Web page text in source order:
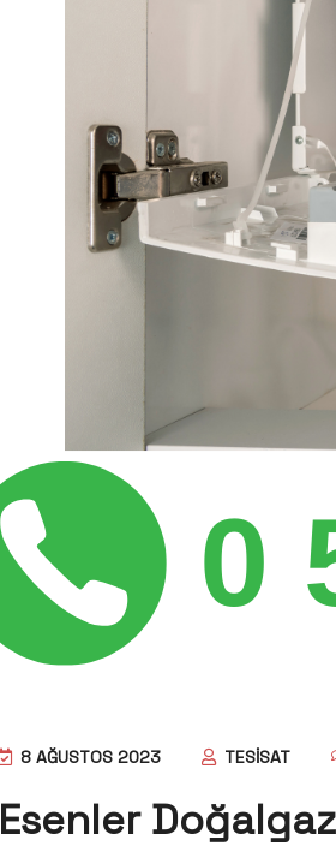
8 AĞUSTOS 2023 TESISAT
Esenler